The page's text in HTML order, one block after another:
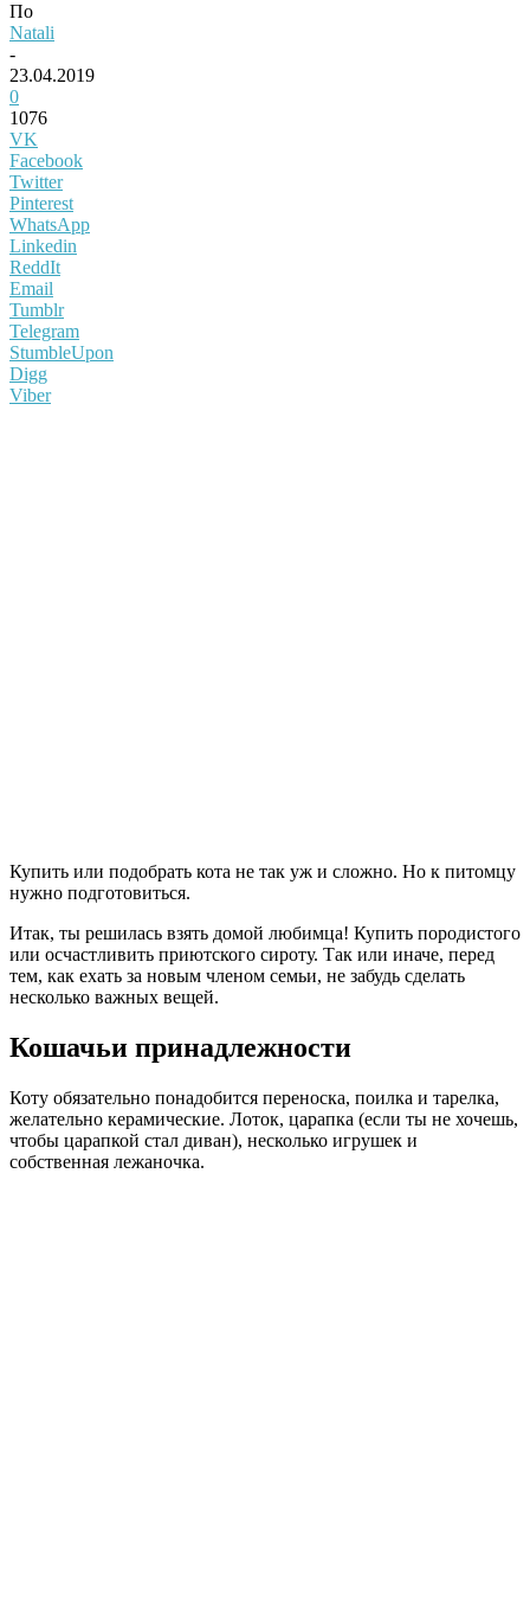
По
Natali
-
23.04.2019
0
1076
VK
Facebook
Twitter
Pinterest
WhatsApp
Linkedin
ReddIt
Email
Tumblr
Telegram
StumbleUpon
Digg
Viber
Купить или подобрать кота не так уж и сложно. Но к питомцу
нужно подготовиться.
Итак, ты решилась взять домой любимца! Купить породистого
или осчастливить приютского сироту. Так или иначе, перед
тем, как ехать за новым членом семьи, не забудь сделать
несколько важных вещей.
Кошачьи принадлежности
Коту обязательно понадобится переноска, поилка и тарелка,
желательно керамические. Лоток, царапка (если ты не хочешь,
чтобы царапкой стал диван), несколько игрушек и
собственная лежаночка.